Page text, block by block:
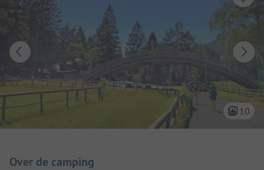
10
Over de camping